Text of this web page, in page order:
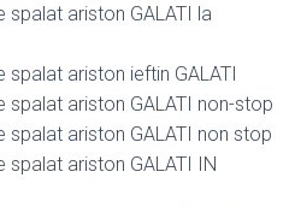
spalat ariston GALATI la
spalat ariston ieftin GALATI
spalat ariston GALATI non-stop
spalat ariston GALATI non stop
spalat ariston GALATI IN